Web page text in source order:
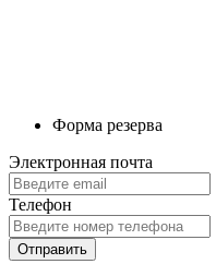
Форма резерва
Электронная почта
Телефон
Отправить